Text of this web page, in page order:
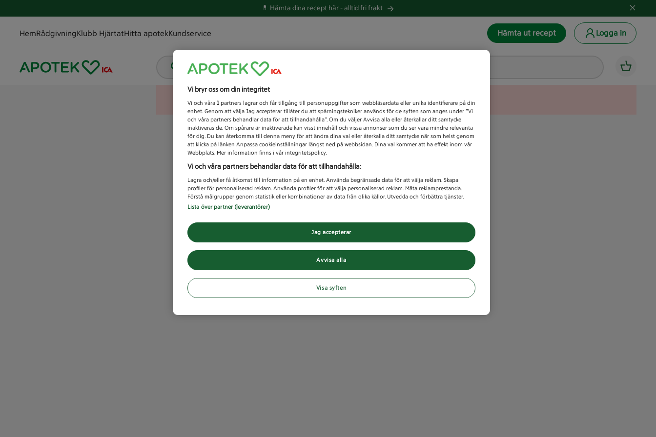
💊 Hämta dina recept här -alltid fri frakt
HemRådgivningKlubb HjärtatHitta apotekKundservice Hämta ut recept Logga in
Vad letar du efter idag?
Unknown error
Vi bryr oss om din integritet
Vi och våra 1 partners lagrar och får tillgång till personuppgifter som webbläsardata eller unika identifierare på din
enhet. Genom att välja Jag accepterar tillåter du att spårningstekniker används för de syften som anges under ”Vi
och våra partners behandlar data för att tillhandahålla”. Om du väljer Avvisa alla eller återkallar ditt samtycke
inaktiveras de. Om spårare är inaktiverade kan visst innehåll och vissa annonser som du ser vara mindre relevanta
för dig. Du kan återkomma till denna meny för att ändra dina val eller återkalla ditt samtycke när som helst genom
att klicka på länken Anpassa cookieinställningar längst ned på webbsidan. Dina val kommer att ha effekt inom vår
Webbplats. Mer information finns i vår integritetspolicy.
Vi och våra partners behandlar data för att tillhandahålla:
Lagra och/eller få åtkomst till information på en enhet. Använda begränsade data för att välja reklam. Skapa
profiler för personaliserad reklam. Använda profiler för att välja personaliserad reklam. Mäta reklamprestanda.
Förstå målgrupper genom statistik eller kombinationer av data från olika källor. Utveckla och förbättra tjänster.
Lista över partner (leverantörer)
Avvisa alla
Jag accepterar
Visa syften